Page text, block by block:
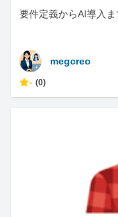
要件定義からAI導入
megcreo
- (0)